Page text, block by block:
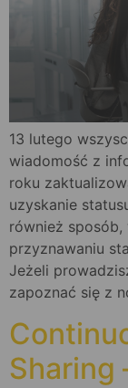
13 lutego
wiadomość z
roku
uzyskanie
również
przyznawaniu
Jeżeli
zapoznać się z
Sharing